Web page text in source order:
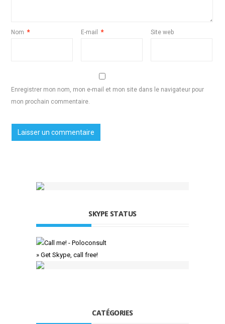
Nom * E-mail * Site web
Enregistrer mon nom, mon e-mail et mon site dans le navigateur pour
mon prochain commentaire.
SKYPE STATUS
» Get Skype, call free!
CATÉGORIES